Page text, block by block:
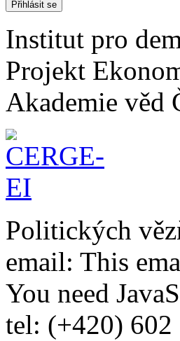
Institut pro
Projekt
Akademie věd
Politických
email: This
You need
tel: (+420) 602